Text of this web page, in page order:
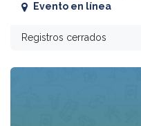
Evento en línea
Registros cerrados